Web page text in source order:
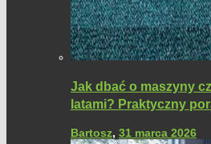
Jak dbać o maszyny
latami? Praktyczny
Bartosz, 31 marca 2026